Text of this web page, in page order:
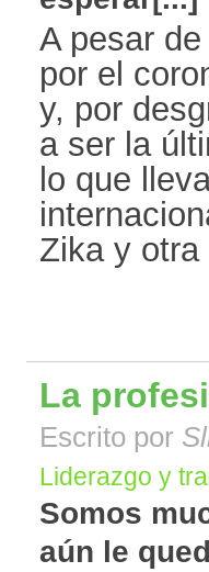
A pesar
por el
y, por
a ser la
lo que
Zika y otra
La
Escrito por
Liderazgo y
Somos
aún le